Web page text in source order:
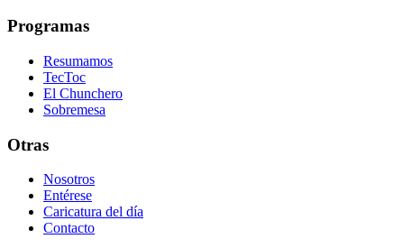
Programas
Resumamos
TecToc
El Chunchero
Sobremesa
Otras
Nosotros
Entérese
Caricatura del día
Contacto